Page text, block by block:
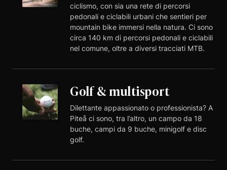
ciclismo, con sia una rete di percorsi
pedonali e ciclabili urbani che sentieri per
mountain bike immersi nella natura. Ci sono
circa 140 km di percorsi pedonali e ciclabili
nel comune, oltre a diversi tracciati MTB.
Golf & multisport
Dilettante appassionato o professionista? A
Piteå ci sono, tra l’altro, un campo da 18
buche, campi da 9 buche, minigolf e disc
golf.